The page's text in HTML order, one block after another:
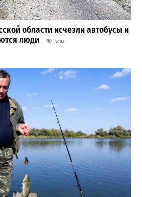
области исчезли автобусы и
люди
5103